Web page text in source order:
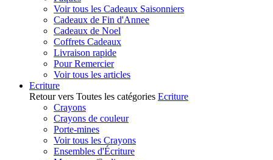
Voir tous les Cadeaux Saisonniers
Cadeaux de Fin d'Annee
Cadeaux de Noel
Coffrets Cadeaux
Livraison rapide
Pour Remercier
Voir tous les articles
Ecriture
Retour vers Toutes les catégories Ecriture
Crayons
Crayons de couleur
Porte-mines
Voir tous les Crayons
Ensembles d'Écriture